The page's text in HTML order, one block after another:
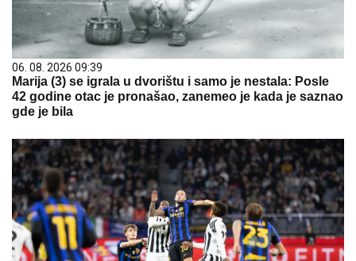
06. 08. 2026 09:39
Marija (3) se igrala u dvorištu i samo je nestala: Posle
42 godine otac je pronašao, zanemeo je kada je saznao
gde je bila